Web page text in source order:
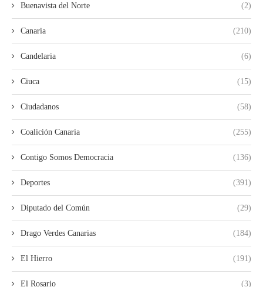
Buenavista del Norte (2)
Canaria (210)
Candelaria (6)
Ciuca (15)
Ciudadanos (58)
Coalición Canaria (255)
Contigo Somos Democracia (136)
Deportes (391)
Diputado del Común (29)
Drago Verdes Canarias (184)
El Hierro (191)
El Rosario (3)